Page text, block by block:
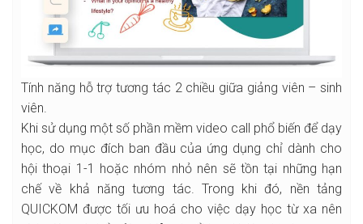
Tính năng hỗ trợ tương tác 2 chiều giữa giảng viên – sinh
viên.
Khi sử dụng một số phần mềm video call phổ biến để dạy
học, do mục đích ban đầu của ứng dụng chỉ dành cho
hội thoại 1-1 hoặc nhóm nhỏ nên sẽ tồn tại những hạn
chế về khả năng tương tác. Trong khi đó, nền tảng
QUICKOM được tối ưu hoá cho việc dạy học từ xa nên